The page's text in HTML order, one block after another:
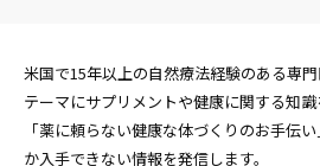
米国で15年以上の自然療法経験のある専
テーマにサプリメントや健康に関する知識
「薬に頼らない健康な体づくりのお手伝
か入手できない情報を発信します。